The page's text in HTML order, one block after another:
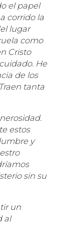
el papel
corrido la
lugar
como
Cristo
He
de los
tanta
estos
y
sin su
un
al